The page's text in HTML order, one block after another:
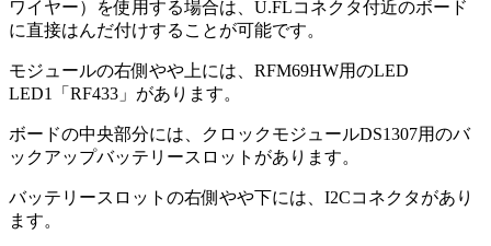
ワイヤー）を使用する場合は、U.FLコネクタ付近のボード
に直接はんだ付けすることが可能です。
モジュールの右側やや上には、RFM69HW用のLED
LED1「RF433」があります。
ボードの中央部分には、クロックモジュールDS1307用のバ
ックアップバッテリースロットがあります。
バッテリースロットの右側やや下には、I2Cコネクタがあり
ます。